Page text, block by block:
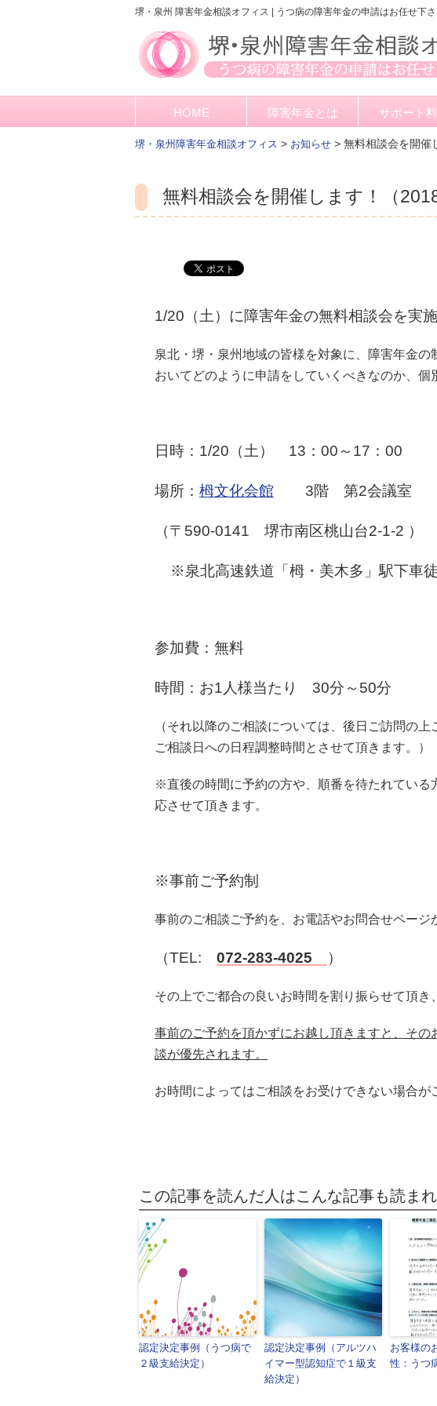
堺・泉州 障害年金相談オフィス | うつ病の障害年金の申請はお任せ下さ
HOME 障害年金とは サポート
堺・泉州障害年金相談オフィス > お知らせ > 無料相談会を開催
無料相談会を開催します！（
1/20（土）に障害年金の無料相談会を実
泉北・堺・泉州地域の皆様を対象に、障害年金
おいてどのように申請をしていくべきなのか、個
日時：1/20（土） 13：00～17：00
場所： 栂文化会館 3階 第2会議室
（〒590-0141 堺市南区桃山台2-1-2 ）
※泉北高速鉄道「栂・美木多」駅下車
参加費：無料
時間：お1人様当たり 30分～50分
（それ以降のご相談については、後日ご訪問の
ご相談日への日程調整時間とさせて頂きます。）
※直後の時間に予約の方や、順番を待たれている
応させて頂きます。
※事前ご予約制
事前のご相談ご予約を、お電話やお問合せページ
（TEL: 072-283-4025 ）
その上でご都合の良いお時間を割り振らせて頂き
事前のご予約を頂かずにお越し頂きますと、そ
談が優先されます。
お時間によってはご相談をお受けできない場合が
この記事を読んだ人はこんな記事も読ま
認定決定事例（うつ病で
２級支給決定）
認定決定事例（アルツハ
イマー型認知症で１級支
給決定）
お客様の
性：うつ